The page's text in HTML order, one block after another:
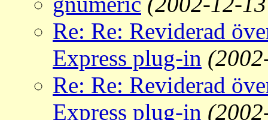
Re: Re: Reviderad
Express plug-in
Re: Re: Reviderad
Express plug-in